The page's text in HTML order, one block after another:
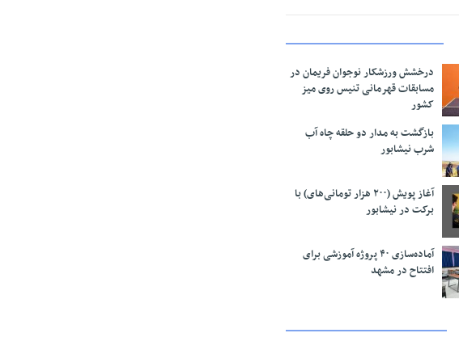
درخشش ورزشکار نوجوان فریمان در
مسابقات قهرمانی تنیس روی میز
کشور
بازگشت به مدار دو حلقه چاه آب
شرب نیشابور
آغاز پویش (۲۰۰ هزار تومانی‌های) با
برکت در نیشابور
آماده‌سازی ۴۰ پروژه آموزشی برای
افتتاح در مشهد